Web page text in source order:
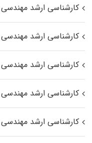
کارشناسی ارشد
کارشناسی ارشد
کارشناسی ارشد
کارشناسی ارشد مهندسی
کارشناسی ارشد